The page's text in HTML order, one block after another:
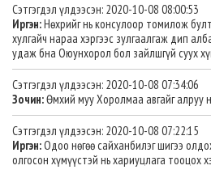
Сэтгэгдэл үлдээсэн: 2020-10-08 08:00:53
Иргэн:Нөхрийг нь консулоор томилож
хулгайч нараа хэргээс зулгаалгаж дип
удаж бна Оюунхорол бол зайлшгүй суух
Сэтгэгдэл үлдээсэн: 2020-10-08 07:34:06
Зочин:Өмхий муу Хоролмаа авгайг алруу
Сэтгэгдэл үлдээсэн: 2020-10-08 07:22:15
Иргэн:Одоо нөгөө сайханбилэг шигээ
олгосон хүмүүстэй нь хариуцлага тооцох